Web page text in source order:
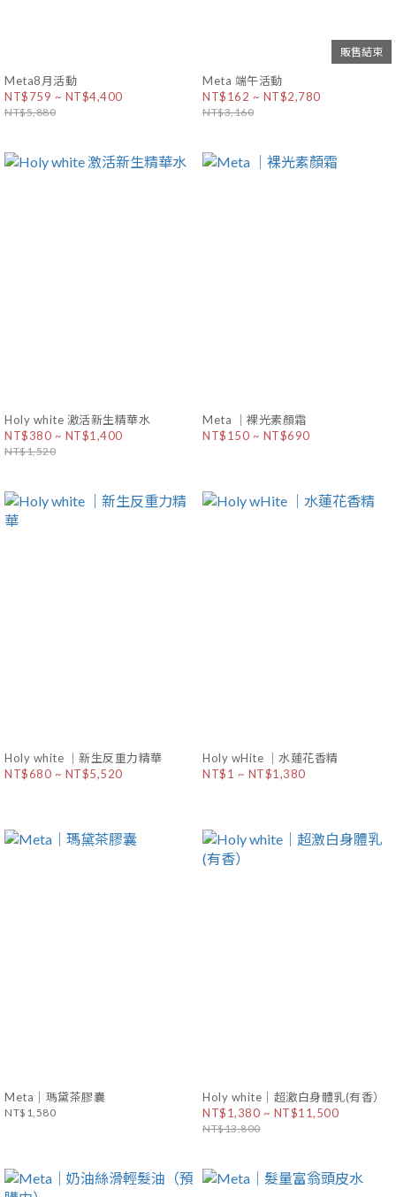
Meta8月活動
NT$759 ~ NT$4,400
NT$5,880
販售結束
Meta 端午活動
NT$162 ~ NT$2,780
NT$3,160
Holy white 激活新生精華水
NT$380 ~ NT$1,400
NT$1,520
Meta ｜裸光素顏霜
NT$150 ~ NT$690
Holy white ｜新生反重力精華
NT$680 ~ NT$5,520
Holy wHite ｜水蓮花香精
NT$1 ~ NT$1,380
Meta｜瑪黛茶膠囊
NT$1,580
Holy white｜超激白身體乳(有香）
NT$1,380 ~ NT$11,500
NT$13,800